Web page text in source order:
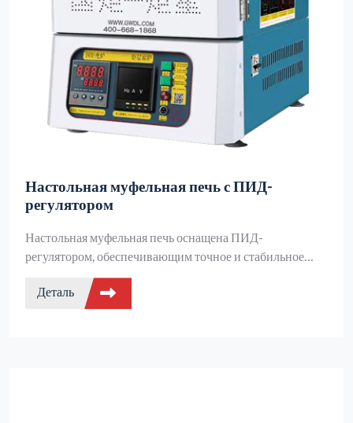
Настольная муфельная печь с ПИД-
регулятором
Настольная муфельная печь оснащена ПИД-
регулятором, обеспечивающим точное и стабильное
регулирование температуры, что идеально подходит для
исследований и испытаний в лабораториях.
Деталь